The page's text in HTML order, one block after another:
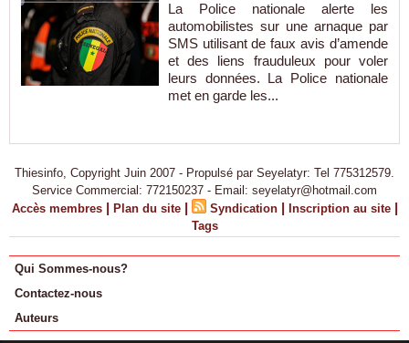
La Police nationale alerte les
automobilistes sur une arnaque par
SMS utilisant de faux avis d’amende
et des liens frauduleux pour voler
leurs données. La Police nationale
met en garde les...
Thiesinfo, Copyright Juin 2007 - Propulsé par Seyelatyr: Tel 775312579.
Service Commercial: 772150237 - Email: seyelatyr@hotmail.com
Accès membres | Plan du site | Syndication | Inscription au site |
Tags
Qui Sommes-nous?
Contactez-nous
Auteurs